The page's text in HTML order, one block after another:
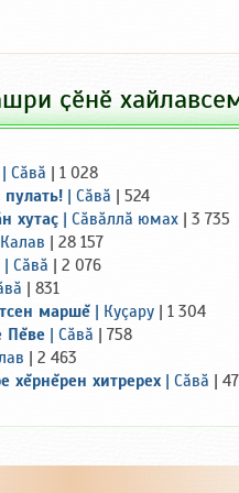
ҫӗнӗ
| Сăвă | 1 028
пулать! | Сăвă | 524
хутаç | Сăвăллă юмах | 3 735
Калав | 28 157
| Сăвă | 2 076
| 831
маршĕ | Куçару | 1 304
Пĕве | Сăвă | 758
| 2 463
хĕрнĕрен хитререх | Сăвă |